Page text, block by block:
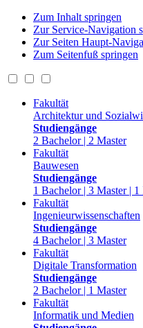
Zum Inhalt springen
Zur Service-Navigation
Zur Seiten Haupt-
Zum Seitenfuß springen
Fakultät
Architektur und
Studiengänge
2 Bachelor | 2 Master
Fakultät
Bauwesen
Studiengänge
1 Bachelor | 3 Master |
Fakultät
Ingenieurwissenschaften
Studiengänge
4 Bachelor | 3 Master
Fakultät
Digitale Transformation
Studiengänge
2 Bachelor | 1 Master
Fakultät
Informatik und Medien